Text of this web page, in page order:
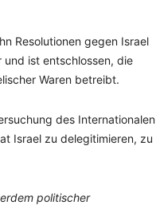
Resolutionen gegen Israel
und ist entschlossen, die
Waren betreibt.
des Internationalen
Israel zu delegitimieren, zu
politischer